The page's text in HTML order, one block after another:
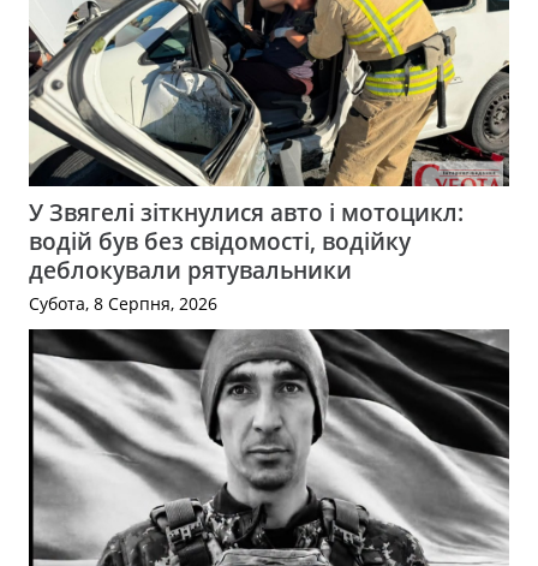
У Звягелі зіткнулися авто і мотоцикл:
водій був без свідомості, водійку
деблокували рятувальники
Субота, 8 Серпня, 2026